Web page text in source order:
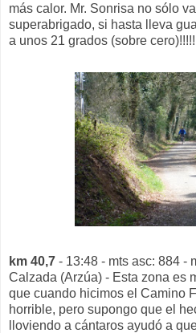
más calor. Mr. Sonrisa no sólo va
superabrigado, si hasta lleva
a unos 21 grados (sobre cero)!!!!!
km 40,7 - 13:48 - mts asc: 884 -
Calzada (Arzúa) - Esta zona es
que cuando hicimos el Camino
horrible, pero supongo que el
lloviendo a cántaros ayudó a